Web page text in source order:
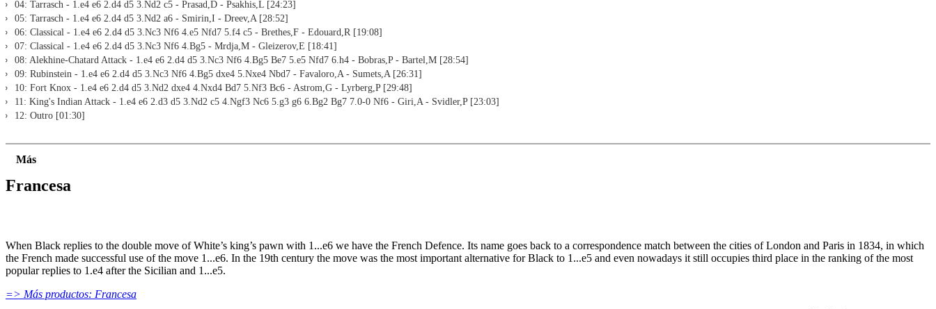
04: Tarrasch - 1.e4 e6 2.d4 d5 3.Nd2 c5 - Prasad,D - Psakhis,L [24:23]
05: Tarrasch - 1.e4 e6 2.d4 d5 3.Nd2 a6 - Smirin,I - Dreev,A [28:52]
06: Classical - 1.e4 e6 2.d4 d5 3.Nc3 Nf6 4.e5 Nfd7 5.f4 c5 - Brethes,F - Edouard,R [19:08]
07: Classical - 1.e4 e6 2.d4 d5 3.Nc3 Nf6 4.Bg5 - Mrdja,M - Gleizerov,E [18:41]
08: Alekhine-Chatard Attack - 1.e4 e6 2.d4 d5 3.Nc3 Nf6 4.Bg5 Be7 5.e5 Nfd7 6.h4 - Bobras,P - Bartel,M [28:54]
09: Rubinstein - 1.e4 e6 2.d4 d5 3.Nc3 Nf6 4.Bg5 dxe4 5.Nxe4 Nbd7 - Favaloro,A - Sumets,A [26:31]
10: Fort Knox - 1.e4 e6 2.d4 d5 3.Nd2 dxe4 4.Nxd4 Bd7 5.Nf3 Bc6 - Astrom,G - Lyrberg,P [29:48]
11: King's Indian Attack - 1.e4 e6 2.d3 d5 3.Nd2 c5 4.Ngf3 Nc6 5.g3 g6 6.Bg2 Bg7 7.0-0 Nf6 - Giri,A - Svidler,P [23:03]
12: Outro [01:30]
Más
Francesa
When Black replies to the double move of White’s king’s pawn with 1...e6 we have the French Defence. Its name goes back to a correspondence match between the cities of London and Paris in 1834, in which
the French made successful use of the move 1...e6. In the 19th century the move was the most important alternative for Black to 1...e5 and even nowadays it still occupies third place in the ranking of the most
popular replies to 1.e4 after the Sicilian and 1...e5.
=> Más productos: Francesa